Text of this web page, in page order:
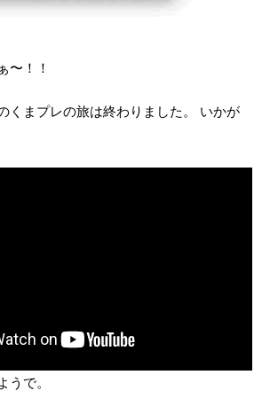
〜！！
くまプレの旅は終わりました。 いかが
で。